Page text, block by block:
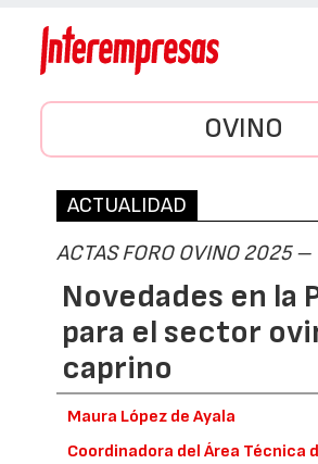
OVINO
ACTUALIDAD
ACTAS FORO OVINO 2025
Novedades en la
para el sector
caprino
Maura López de Ayala
Coordinadora del Área Técnica